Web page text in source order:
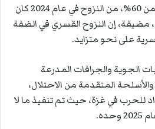
وأشارت “أونروا” إلى أن أكثر من 60%، من النزوح في عام 2024 كان
مضيفة، إن النزوح القسري في الضفة
على نحو متزايد.
الجوية والجرافات المدرعة
المتقدمة من الاحتلال،
للحرب في غزة، حيث تم تنفيذ ما لا